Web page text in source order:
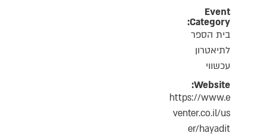
Event
Category:
בית הספר
לתיאטרון
עכשווי
Website:
https://www.e
venter.co.il/us
er/hayadit